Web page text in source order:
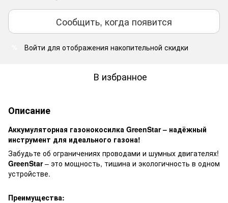
Сообщить, когда появится
Войти для отображения накопительной скидки
В избранное
Описание
Аккумуляторная газонокосилка GreenStar – надёжный
инструмент для идеального газона!
Забудьте об ограничениях проводами и шумных двигателях!
GreenStar– это мощность, тишина и экологичность в одном
устройстве.
Преимущества: